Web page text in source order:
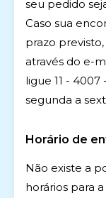
seu pedido
Caso sua
prazo
através do e-
ligue 11 - 4007
segunda a
Horário de
Não existe a
horários para